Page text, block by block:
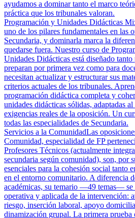
ayudamos a dominar tanto el marco
práctica que los tribunales valoran.
Programación y Unidades Didácticas
uno de los pilares fundamentales en las
Secundaria, y dominarla marca la
quedarse fuera. Nuestro curso de
Unidades Didácticas está diseñado tanto
preparan por primera vez como para
necesitan actualizar y estructurar sus
criterios actuales de los tribunales.
programación didáctica completa y
unidades didácticas sólidas, adaptadas
exigencias reales de la oposición. Un
todas las especialidades de Secundaria.
Servicios a la ComunidadLas
Comunidad, especialidad de FP
Profesores Técnicos (actualmente
secundaria según comunidad), son, por
esenciales para la cohesión social tanto
en el entorno comunitario. A diferencia
académicas, su temario —49 temas— se
operativa y aplicada de la intervención:
riesgo, inserción laboral, apoyo
dinamización grupal. La primera prueba